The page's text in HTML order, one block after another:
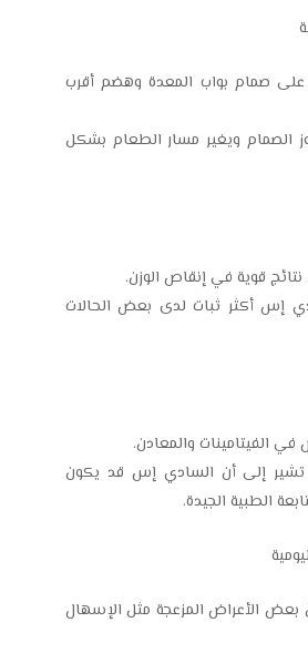
صمام بواب المعدة وهضم أقرب
الصمام ويغير مسار الطعام بشكل
قوية في إنقاص الوزن.
إس أكثر ثبات لدى بعض الحالات
الفيتامينات والمعادن.
إلى أن السادي إس قد يكون
الطبية الجيدة.
بعض الأعراض المزعجة مثل الإسهال